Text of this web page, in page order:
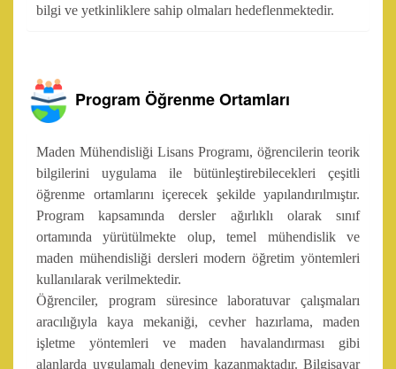
bilgi ve yetkinliklere sahip olmaları hedeflenmektedir.
Program Öğrenme Ortamları
Maden Mühendisliği Lisans Programı, öğrencilerin teorik
bilgilerini uygulama ile bütünleştirebilecekleri çeşitli
öğrenme ortamlarını içerecek şekilde yapılandırılmıştır.
Program kapsamında dersler ağırlıklı olarak sınıf
ortamında yürütülmekte olup, temel mühendislik ve
maden mühendisliği dersleri modern öğretim yöntemleri
kullanılarak verilmektedir.
Öğrenciler, program süresince laboratuvar çalışmaları
aracılığıyla kaya mekaniği, cevher hazırlama, maden
işletme yöntemleri ve maden havalandırması gibi
alanlarda uygulamalı deneyim kazanmaktadır. Bilgisayar